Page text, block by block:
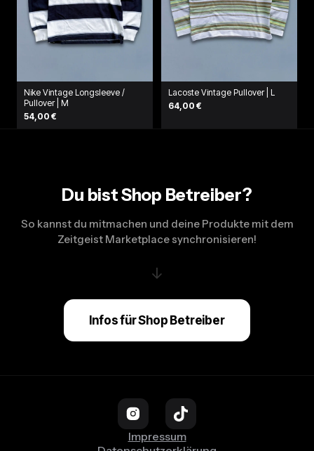
Nike Vintage Longsleeve /
Pullover | M
54,00 €
Lacoste Vintage Pullover | L
64,00 €
Du bist Shop Betreiber?
So kannst du mitmachen und deine Produkte mit dem
Zeitgeist Marketplace synchronisieren!
↓
Infos für Shop Betreiber
Impressum